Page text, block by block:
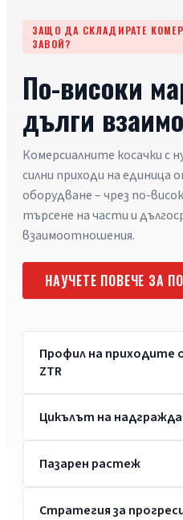
ЗАЩО ДА СКЛАДИРАТЕ
ЗАВОЙ?
По-високи
дълги
Комерсиалните косачки с
силни приходи на
оборудване – чрез по-
търсене на части и
взаимоотношения.
НАУЧЕТЕ ПОВЕЧЕ ЗА
Профил на приходите
ZTR
Цикълът на
Пазарен растеж
Стратегия за